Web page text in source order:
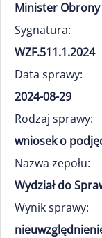
Minister
Sygnatura:
WZF.511.1.2024
Data sprawy:
2024-08-29
Rodzaj sprawy:
wniosek o
Nazwa zepołu:
Wydział do
Wynik sprawy: